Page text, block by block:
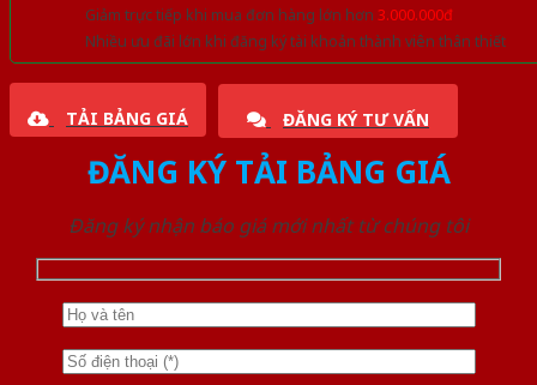
Giảm trực tiếp khi mua đơn hàng lớn hơn 3.000.000đ
Nhiều ưu đãi lớn khi đăng ký tài khoản thành viên thân thiết
TẢI BẢNG GIÁ ĐĂNG KÝ TƯ VẤN
ĐĂNG KÝ TẢI BẢNG GIÁ
Đăng ký nhận báo giá mới nhất từ chúng tôi